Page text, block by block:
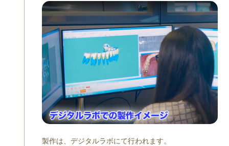
製作は、デジタルラボにて行われます。